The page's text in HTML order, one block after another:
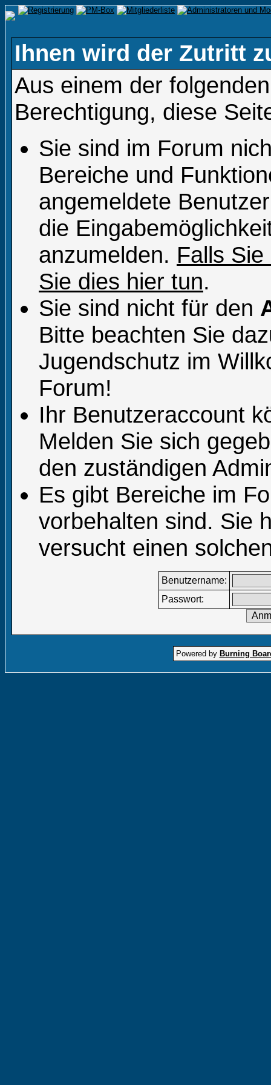
Ihnen wird der Zutritt
Aus einem der
Berechtigung, diese
Sie sind im Forum
Bereiche und
angemeldete
die
anzumelden. Falls
Sie dies hier tun.
Sie sind nicht für den
Bitte beachten Sie
Jugendschutz im
Forum!
Ihr Benutzeraccount
Melden Sie sich
den zuständigen
Es gibt Bereiche im
vorbehalten sind. Sie
versucht einen
Benutzername:
Passwort:
Powered by Burning